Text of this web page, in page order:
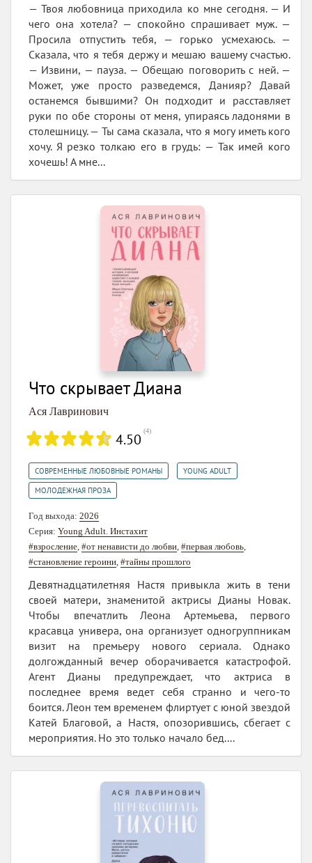
— Твоя любовница приходила ко мне сегодня. — И
чего она хотела? — спокойно спрашивает муж. —
Просила отпустить тебя, — горько усмехаюсь. —
Сказала, что я тебя держу и мешаю вашему счастью.
— Извини, — пауза. — Обещаю поговорить с ней. —
Может, уже просто разведемся, Данияр? Давай
останемся бывшими? Он подходит и расставляет
руки по обе стороны от меня, упираясь ладонями в
столешницу. — Ты сама сказала, что я могу иметь кого
хочу. Я резко толкаю его в грудь: — Так имей кого
хочешь! А мне...
Что скрывает Диана
Ася Лавринович
4.50 (4)
СОВРЕМЕННЫЕ ЛЮБОВНЫЕ РОМАНЫ YOUNG ADULT
МОЛОДЕЖНАЯ ПРОЗА
Год выхода: 2026
Серия: Young Adult. Инстахит
#взросление #от ненависти до любви #первая любовь
#становление героини #тайны прошлого
Девятнадцатилетняя Настя привыкла жить в тени
своей матери, знаменитой актрисы Дианы Новак.
Чтобы впечатлить Леона Артемьева, первого
красавца универа, она организует одногруппникам
визит на премьеру нового сериала. Однако
долгожданный вечер оборачивается катастрофой.
Агент Дианы предупреждает, что актриса в
последнее время ведет себя странно и чего-то
боится. Леон тем временем флиртует с юной звездой
Катей Благовой, а Настя, опозорившись, сбегает с
мероприятия. Но это только начало бед....